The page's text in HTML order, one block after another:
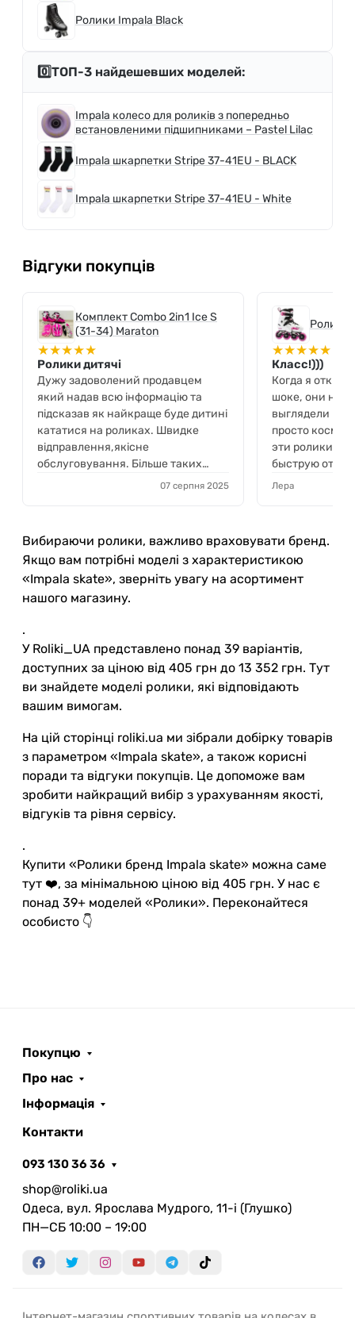
Ролики Impala Black
0️⃣ТОП-3 найдешевших моделей:
Impala колесо для роликів з попередньо
встановленими підшипниками – Pastel Lilac
Impala шкарпетки Stripe 37-41EU - BLACK
Impala шкарпетки Stripe 37-41EU - White
Відгуки покупців
Комплект Combo 2in1 Ice S
(31-34) Maraton
★★★★★
Ролики дитячі
Дужу задоволений продавцем
який надав всю інформацію та
підсказав як найкраще буде дитині
кататися на роликах. Швидке
відправлення,якісне
обслуговування. Більше таких
07 серпня 2025
Ролики
★★★★★
Класс!)))
Когда я
шоке, они
выглядели в
просто
эти ролики
быструю
было важно!
Лера
Вибираючи ролики, важливо враховувати бренд.
Якщо вам потрібні моделі з характеристикою
«Impala skate», зверніть увагу на асортимент
нашого магазину.
.
У Roliki_UA представлено понад 39 варіантів,
доступних за ціною від 405 грн до 13 352 грн. Тут
ви знайдете моделі ролики, які відповідають
вашим вимогам.
На цій сторінці roliki.ua ми зібрали добірку товарів
з параметром «Impala skate», а також корисні
поради та відгуки покупців. Це допоможе вам
зробити найкращий вибір з урахуванням якості,
відгуків та рівня сервісу.
.
Купити «Ролики бренд Impala skate» можна саме
тут ❤️, за мінімальною ціною від 405 грн. У нас є
понад 39+ моделей «Ролики». Переконайтеся
особисто 👇
Покупцю
Про нас
Інформація
Контакти
093 130 36 36
shop@roliki.ua
Одеса, вул. Ярослава Мудрого, 11-i (Глушко)
ПН—СБ 10:00 – 19:00